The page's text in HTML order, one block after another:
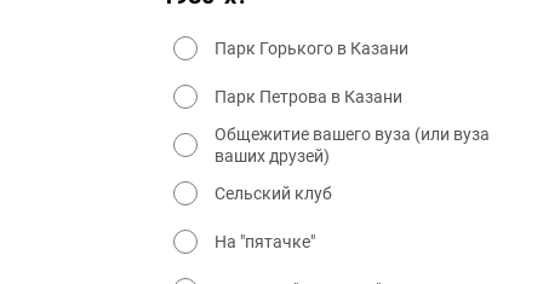
Парк Горького в Казани
Парк Петрова в Казани
Общежитие вашего вуза (или вуза
ваших друзей)
Сельский клуб
На "пятачке"